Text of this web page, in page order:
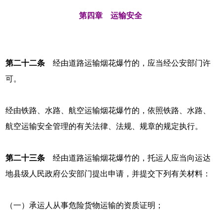
第四章 运输安全
第二十二条 经由道路运输烟花爆竹的，应当经公安部门许
可。
经由铁路、水路、航空运输烟花爆竹的，依照铁路、水路、
航空运输安全管理的有关法律、法规、规章的规定执行。
第二十三条 经由道路运输烟花爆竹的，托运人应当向运达
地县级人民政府公安部门提出申请，并提交下列有关材料：
（一）承运人从事危险货物运输的资质证明；